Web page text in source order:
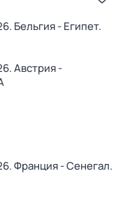
Бельгия - Египет.
Австрия -
Франция - Сенегал.